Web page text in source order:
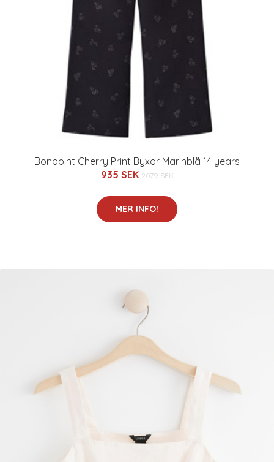
Bonpoint Cherry Print Byxor Marinblå 14 years
935 SEK 2079 SEK
MER INFO!